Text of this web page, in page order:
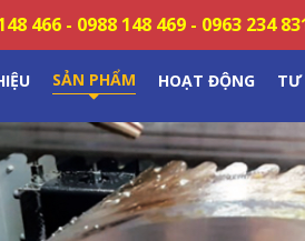
466 - 0988 148 469 - 0963 234
SẢN PHẨM HOẠT ĐỘNG TƯ